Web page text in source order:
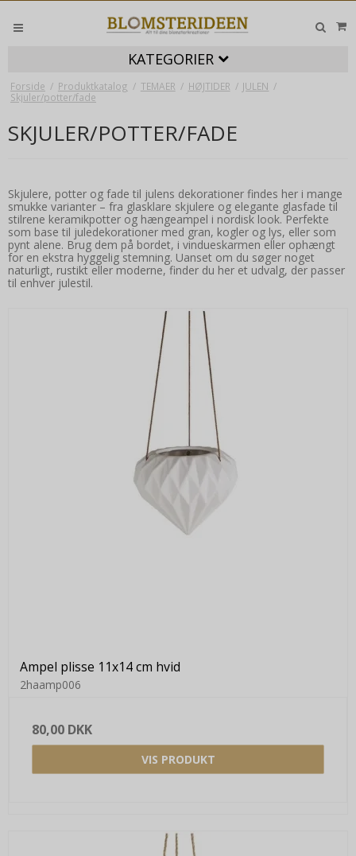
KATEGORIER
Forside / Produktkatalog / TEMAER / HØJTIDER / JULEN /
Skjuler/potter/fade
SKJULER/POTTER/FADE
Skjulere, potter og fade til julens dekorationer findes her i mange
smukke varianter – fra glasklare skjulere og elegante glasfade til
stilrene keramikpotter og hængeampel i nordisk look. Perfekte
som base til juledekorationer med gran, kogler og lys, eller som
pynt alene. Brug dem på bordet, i vindueskarmen eller ophængt
for en ekstra hyggelig stemning. Uanset om du søger noget
naturligt, rustikt eller moderne, finder du her et udvalg, der passer
til enhver julestil.
Ampel plisse 11x14 cm hvid
2haamp006
80,00 DKK
VIS PRODUKT